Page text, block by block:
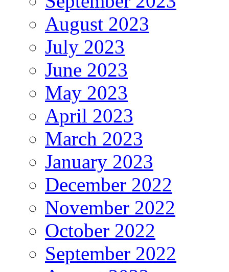
August 2023
July 2023
June 2023
May 2023
April 2023
March 2023
January 2023
December 2022
November 2022
October 2022
September 2022